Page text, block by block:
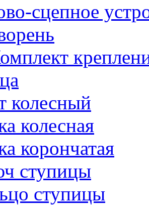
сцепное
колесный
колесная
корончатая
ступицы
ступицы